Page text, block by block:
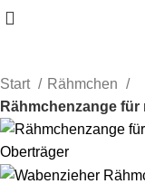
Start
Rähmchen
Rähmchenzange